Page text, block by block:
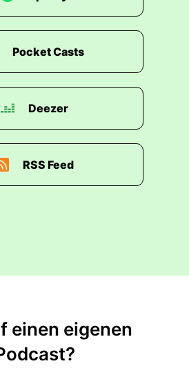
Pocket Casts
Deezer
RSS Feed
einen eigenen